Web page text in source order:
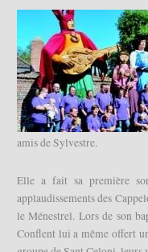
amis de Sylvestre.
Elle a fait sa première
applaudissements des
le Ménestrel. Lors de son
Conflent lui a même offert